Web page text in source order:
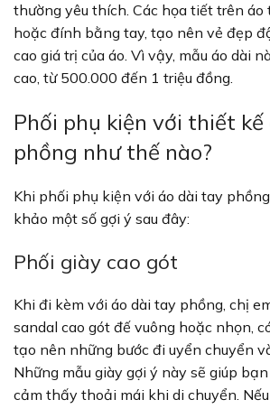
thường yêu thích. Các họa tiết trên áo
hoặc đính bằng tay, tạo nên vẻ đẹp
cao giá trị của áo. Vì vậy, mẫu áo dài
cao, từ 500.000 đến 1 triệu đồng.
Phối phụ kiện với thiết
phồng như thế nào?
Khi phối phụ kiện với áo dài tay
khảo một số gợi ý sau đây:
Phối giày cao gót
Khi đi kèm với áo dài tay phồng, chị
sandal cao gót đế vuông hoặc nhọn,
tạo nên những bước đi uyển chuyển
Những mẫu giày gợi ý này sẽ giúp
cảm thấy thoải mái khi di chuyển.